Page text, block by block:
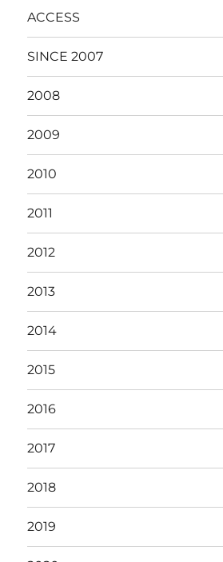
ACCESS
SINCE 2007
2008
2009
2010
2011
2012
2013
2014
2015
2016
2017
2018
2019